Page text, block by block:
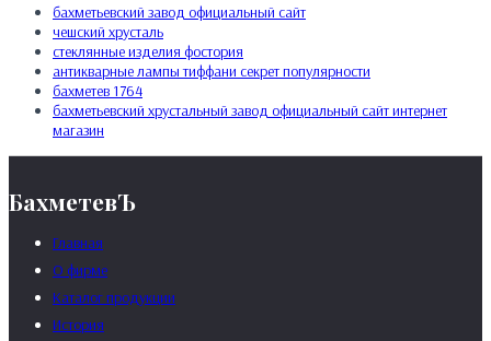
бахметьевский завод официальный сайт
чешский хрусталь
cтеклянные изделия фостория
антикварные лампы тиффани секрет популярности
бахметев 1764
бахметьевский хрустальный завод официальный сайт интернет
магазин
БахметевЪ
Главная
О фирме
Каталог продукции
История